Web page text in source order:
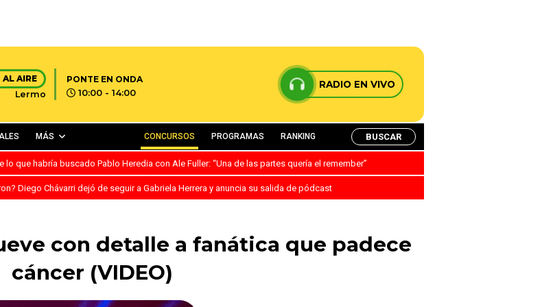
AL AIRE
Lermo
PONTE EN ONDA
10:00 - 14:00
RADIO EN VIVO
MÁS CONCURSOS PROGRAMAS RANKING BUSCAR
lo que habría buscado Pablo Heredia con Ale Fuller: “Una de las partes quería el remember”
Diego Chávarri dejó de seguir a Gabriela Herrera y anuncia su salida de pódcast
con detalle a fanática que padece
cáncer (VIDEO)